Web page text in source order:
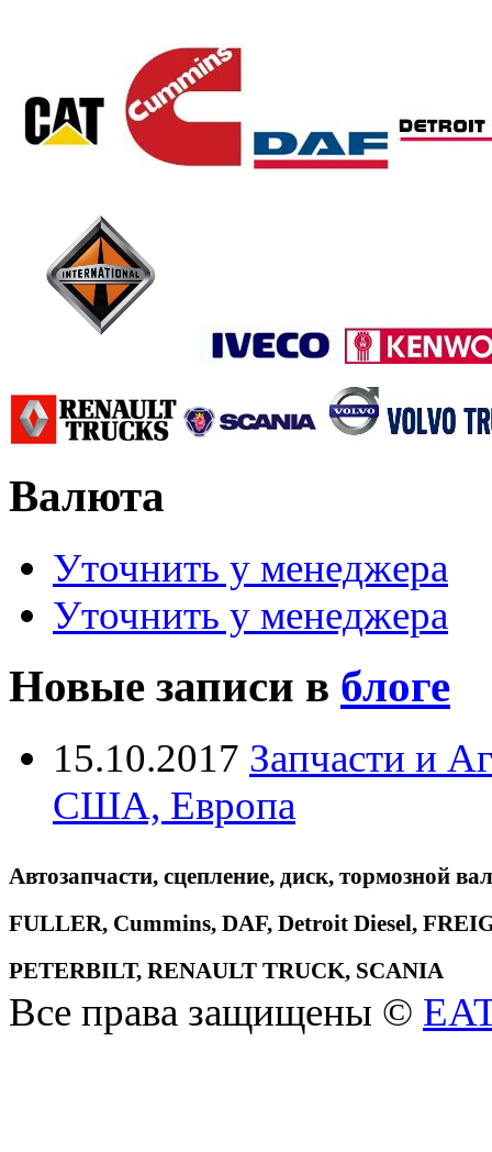
Валюта
Уточнить у менеджера
Уточнить у менеджера
Новые записи в блоге
15.10.2017 Запчасти и
США, Европа
Автозапчасти, сцепление, диск, тормозной
FULLER, Cummins, DAF, Detroit Diesel,
PETERBILT, RENAULT TRUCK, SCANIA
Все права защищены ©